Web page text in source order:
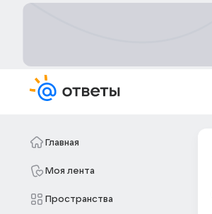
Главная
Моя лента
Пространства